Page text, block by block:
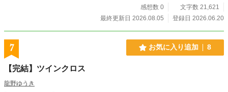
生カップル 幼なじみで、今は別々の高校に通っている陽介
と望生（みき）だが、同じ電車で一緒に帰る仲。 ある日、
かもすっ飛ばして、いきなり初体験で子作りをしようとする2
た。実は童貞の彼は、「とりあえず卒業」するために、同じ
感想数 0
文字数 21,621
最終更新日 2026.08.05
登録日 2026.06.20
7 お気に入り追加 8
【完結】ツインクロス
龍野ゆうき